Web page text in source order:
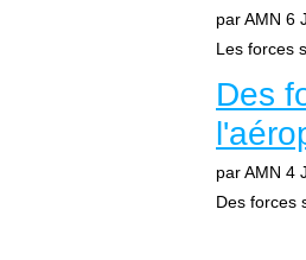
par AMN 6
Les forces
Des
par AMN 4
Des forces